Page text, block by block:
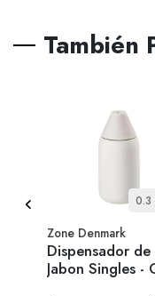
También
0.3
Zone Denmark
Dispensador de
Jabon Singles -